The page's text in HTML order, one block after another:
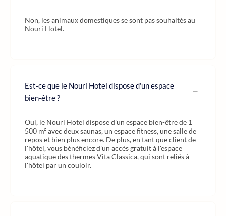
Non, les animaux domestiques se sont pas souhaités au
Nouri Hotel.
Est-ce que le Nouri Hotel dispose d'un espace
bien-être ?
Oui, le Nouri Hotel dispose d'un espace bien-être de 1
500 m² avec deux saunas, un espace fitness, une salle de
repos et bien plus encore. De plus, en tant que client de
l'hôtel, vous bénéficiez d'un accès gratuit à l'espace
aquatique des thermes Vita Classica, qui sont reliés à
l'hôtel par un couloir.